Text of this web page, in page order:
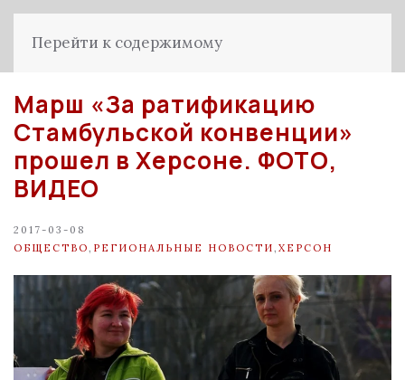
Перейти к содержимому
Марш «За ратификацию
Стамбульской конвенции»
прошел в Херсоне. ФОТО,
ВИДЕО
2017-03-08
ОБЩЕСТВО РЕГИОНАЛЬНЫЕ НОВОСТИ ХЕРСОН